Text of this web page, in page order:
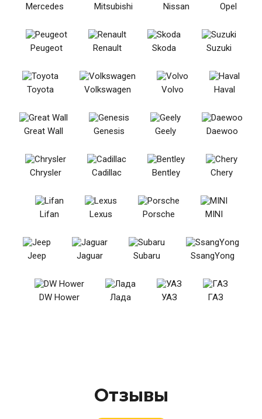
Mercedes Mitsubishi Nissan Opel
Peugeot Renault Skoda Suzuki
Toyota Volkswagen Volvo Haval
Great Wall Genesis Geely Daewoo
Chrysler Cadillac Bentley Chery
Lifan Lexus Porsche MINI
Jeep Jaguar Subaru SsangYong
DW Hower Лада УАЗ ГАЗ
Отзывы